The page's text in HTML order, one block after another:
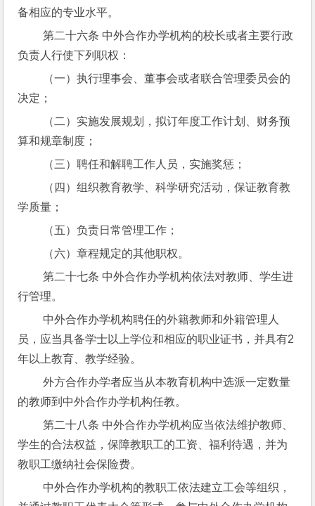
备相应的专业水平。
第二十六条 中外合作办学机构的校长或者主要行政
负责人行使下列职权：
决定；
算和规章制度；
（三）聘任和解聘工作人员，实施奖惩；
学质量；
（五）负责日常管理工作；
（六）章程规定的其他职权。
第二十七条 中外合作办学机构依法对教师、学生进
行管理。
员，应当具备学士以上学位和相应的职业证书，并具有2
年以上教育、教学经验。
外方合作办学者应当从本教育机构中选派一定数量
的教师到中外合作办学机构任教。
第二十八条 中外合作办学机构应当依法维护教师、
学生的合法权益，保障教职工的工资、福利待遇，并为
教职工缴纳社会保险费。